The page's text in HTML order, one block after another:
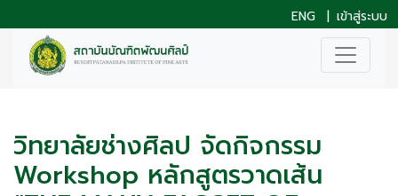
ENG | เข้าสู่ระบบ
วิทยาลัยช่างศิลป จัดกิจกรรม
Workshop หลักสูตรวาดเส้น